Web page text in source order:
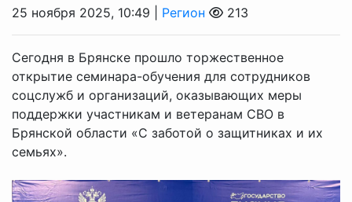
25 ноября 2025, 10:49 | Регион 213
Сегодня в Брянске прошло торжественное
открытие семинара-обучения для сотрудников
соцслужб и организаций, оказывающих меры
поддержки участникам и ветеранам СВО в
Брянской области «С заботой о защитниках и их
семьях».